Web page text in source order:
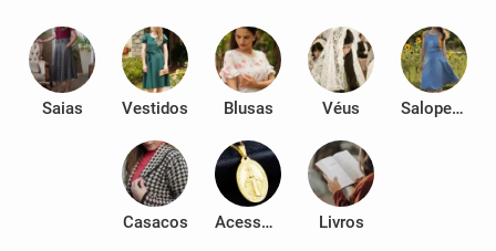
Saias Vestidos Blusas Véus Salopetes
Casacos Acessórios Livros